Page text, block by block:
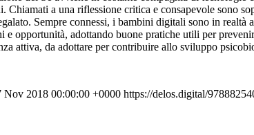
Chiamati a una riflessione critica e consapevole sono
Sempre connessi, i bambini digitali sono in
opportunità, adottando buone pratiche utili per
attiva, da adottare per contribuire allo sviluppo
Nov 2018 00:00:00 +0000 https://delos.digital/